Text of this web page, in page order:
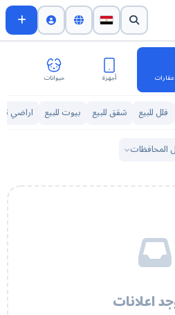
عقارات أجهزة حيوانات
فلل للبيع شقق للبيع بيوت للبيع اراضي
المحافظات
اعلانات